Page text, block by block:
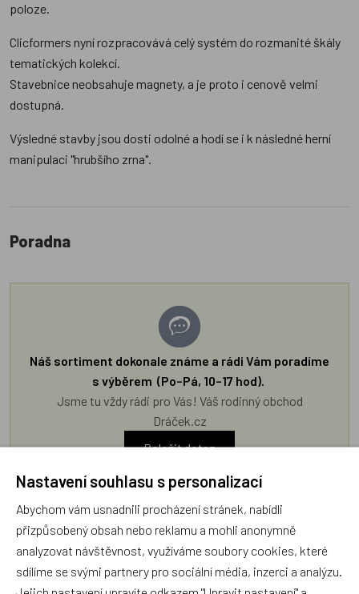
poloze.
Clicformers nyní rozpracovává celý systém do rozmanité škály
tematických kolekcí.
Stavebnice neobsahuje magnety, a je proto i cenově velmi
dostupná.
Výsledné stavby jsou dosti odolné a hodí se i k následné herní
manipulaci "hrubšího zrna".
Poradna
Náš sortiment dokonale známe a rádi Vám poradíme
s výběrem (Po–Pá, 10–17 hod).
Jsme tu vždy rádi pro Vás! Váš rodinný obchod
Dráček.cz
Položit dotaz
Recenze v detailu produktu a texty od zákazníků v poradně
odrážejí výhradně názory a stanoviska zákazníků. Provozovatel
e-shopu Dráček.cz texty zákazníků předem neschvaluje ani
neověřuje.
Nastavení souhlasu s personalizací
Abychom vám usnadnili procházení stránek, nabídli
přizpůsobený obsah nebo reklamu a mohli anonymně
analyzovat návštěvnost, využíváme soubory cookies, které
sdílíme se svými partnery pro sociální média, inzerci a analýzu.